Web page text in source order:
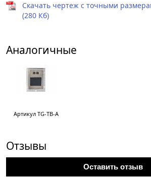
Скачать чертеж с точными
(280 Кб)
Аналогичные
Артикул TG-TB-A
Отзывы
Оставить отзыв